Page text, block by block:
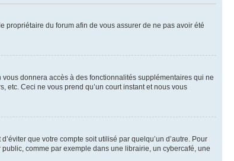
propriétaire du forum afin de vous assurer de ne pas avoir été
donnera accès à des fonctionnalités supplémentaires qui ne
etc. Ceci ne vous prend qu’un court instant et nous vous
que votre compte soit utilisé par quelqu’un d’autre. Pour
comme par exemple dans une librairie, un cybercafé, une